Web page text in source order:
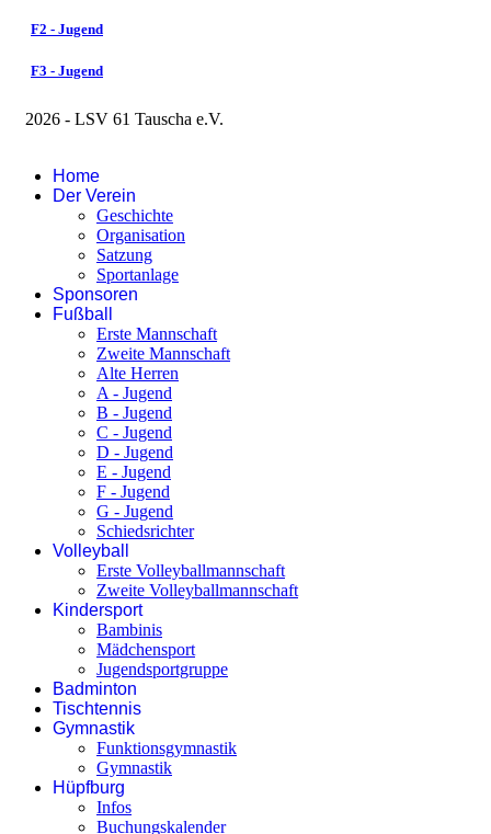
F2 - Jugend
F3 - Jugend
2026 - LSV 61 Tauscha e.V.
Home
Der Verein
Geschichte
Organisation
Satzung
Sportanlage
Sponsoren
Fußball
Erste Mannschaft
Zweite Mannschaft
Alte Herren
A - Jugend
B - Jugend
C - Jugend
D - Jugend
E - Jugend
F - Jugend
G - Jugend
Schiedsrichter
Volleyball
Erste Volleyballmannschaft
Zweite Volleyballmannschaft
Kindersport
Bambinis
Mädchensport
Jugendsportgruppe
Badminton
Tischtennis
Gymnastik
Funktionsgymnastik
Gymnastik
Hüpfburg
Infos
Buchungskalender